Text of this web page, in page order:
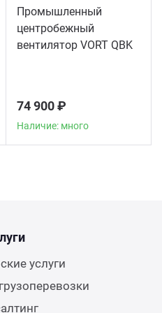
Промышленный
центробежный
вентилятор VORT QBK
74 900 ₽
Наличие: много
услуги